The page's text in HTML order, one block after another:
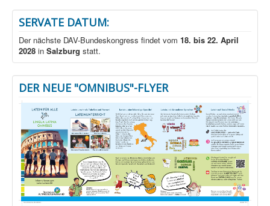
SERVATE DATUM:
Der nächste DAV-Bundeskongress findet vom 18. bis 22. April
2028 in Salzburg statt.
DER NEUE "OMNIBUS"-FLYER